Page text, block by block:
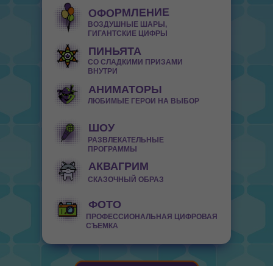
АНИМАТОРЫ
ЛЮБИМЫЕ ГЕРОИ НА ВЫБОР
ФОТО
ПРОФЕССИОНАЛЬНАЯ ЦИФРОВАЯ
СЪЕМКА
АКВАГРИМ
СКАЗОЧНЫЙ ОБРАЗ
ШОУ
РАЗВЛЕКАТЕЛЬНЫЕ
ПРОГРАММЫ
ОФОРМЛЕНИЕ
ВОЗДУШНЫЕ ШАРЫ,
ГИГАНТСКИЕ ЦИФРЫ
ПИНЬЯТА
СО СЛАДКИМИ ПРИЗАМИ
ВНУТРИ